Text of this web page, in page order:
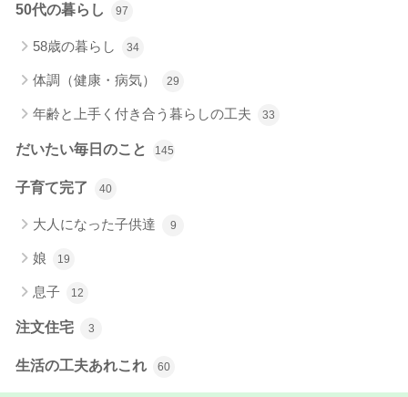
50代の暮らし 97
58歳の暮らし 34
体調（健康・病気） 29
年齢と上手く付き合う暮らしの工夫 33
だいたい毎日のこと 145
子育て完了 40
大人になった子供達 9
娘 19
息子 12
注文住宅 3
生活の工夫あれこれ 60